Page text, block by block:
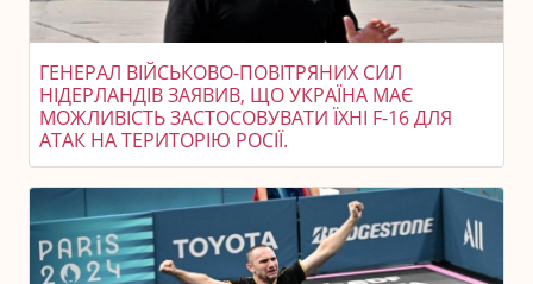
ГЕНЕРАЛ ВІЙСЬКОВО-ПОВІТРЯНИХ СИЛ
НІДЕРЛАНДІВ ЗАЯВИВ, ЩО УКРАЇНА МАЄ
МОЖЛИВІСТЬ ЗАСТОСОВУВАТИ ЇХНІ F-16 ДЛЯ
АТАК НА ТЕРИТОРІЮ РОСІЇ.